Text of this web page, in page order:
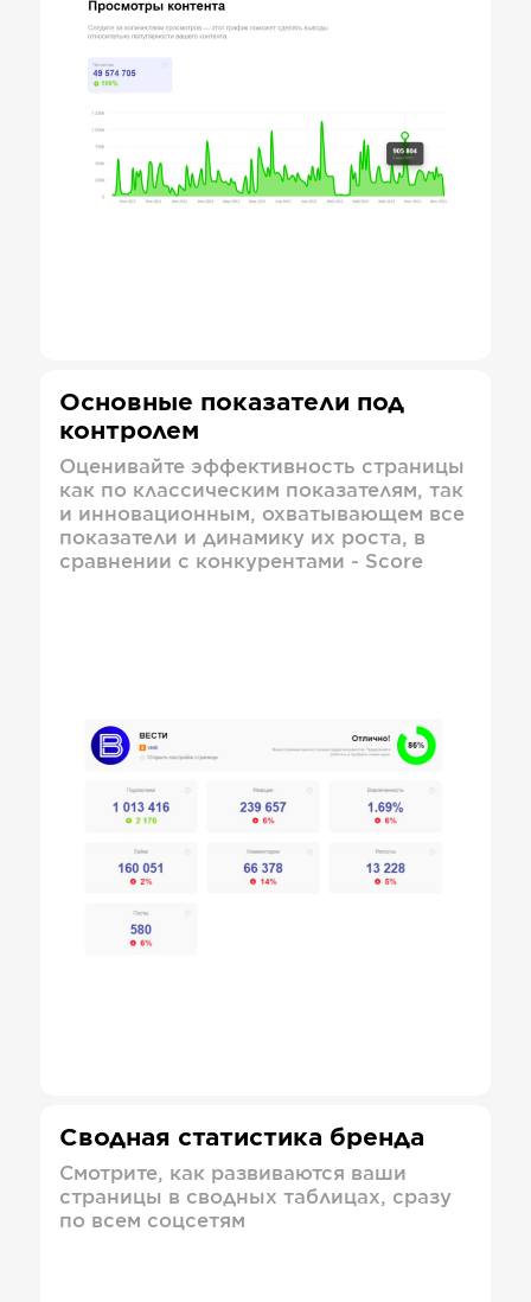
Основные показатели под
контролем
Оценивайте эффективность страницы
как по классическим показателям, так
и инновационным, охватывающем все
показатели и динамику их роста, в
сравнении с конкурентами - Score
Сводная статистика бренда
Смотрите, как развиваются ваши
страницы в сводных таблицах, сразу
по всем соцсетям